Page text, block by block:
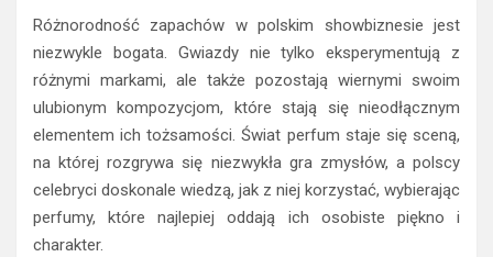
Różnorodność zapachów w polskim showbiznesie jest
niezwykle bogata. Gwiazdy nie tylko eksperymentują z
różnymi markami, ale także pozostają wiernymi swoim
ulubionym kompozycjom, które stają się nieodłącznym
elementem ich tożsamości. Świat perfum staje się sceną,
na której rozgrywa się niezwykła gra zmysłów, a polscy
celebryci doskonale wiedzą, jak z niej korzystać, wybierając
perfumy, które najlepiej oddają ich osobiste piękno i
charakter.